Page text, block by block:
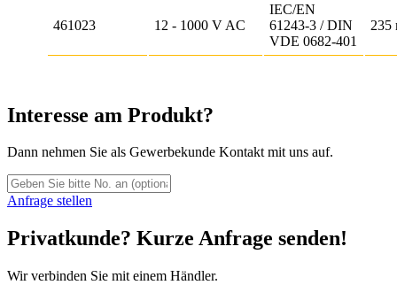
461023 12 - 1000 V AC
IEC/EN
61243-3 / DIN
VDE 0682-401
235
Interesse am Produkt?
Dann nehmen Sie als Gewerbekunde Kontakt mit uns auf.
Anfrage stellen
Privatkunde? Kurze Anfrage senden!
Wir verbinden Sie mit einem Händler.